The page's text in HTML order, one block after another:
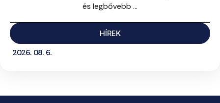
és legbővebb ...
HÍREK
2026. 08. 6.